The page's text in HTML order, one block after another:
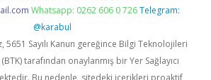
Whatsapp: 0262 606 0 726 Telegram:
@karabul
5651 Sayılı Kanun gereğince Bilgi Teknolojileri
tarafından onaylanmış bir Yer Sağlayıcı
Bu nedenle, sitedeki içerikleri proaktif